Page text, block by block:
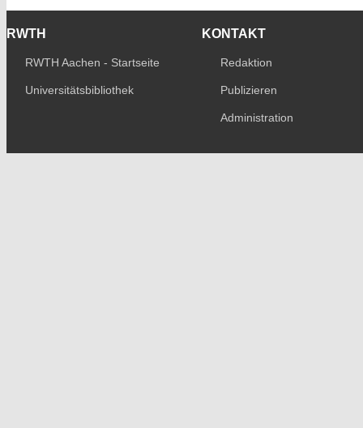
RWTH
RWTH Aachen - Startseite
Universitätsbibliothek
KONTAKT
Redaktion
Publizieren
Administration